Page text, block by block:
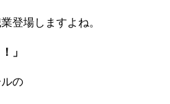
登場しますよね。
」
の